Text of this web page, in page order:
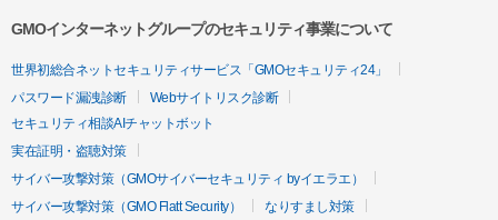
GMOインターネットグループのセキュリティ事業について
世界初総合ネットセキュリティサービス「GMOセキュリティ24」
パスワード漏洩診断
Webサイトリスク診断
セキュリティ相談AIチャットボット
実在証明・盗聴対策
サイバー攻撃対策（GMOサイバーセキュリティ byイエラエ）
サイバー攻撃対策（GMO Flatt Security）
なりすまし対策